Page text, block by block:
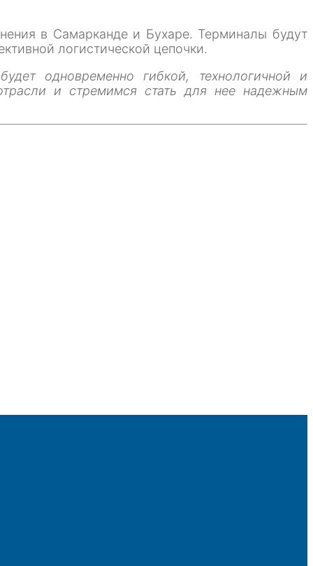
в Самарканде и Бухаре. Терминалы будут
логистической цепочки.
одновременно гибкой, технологичной и
и стремимся стать для нее надежным